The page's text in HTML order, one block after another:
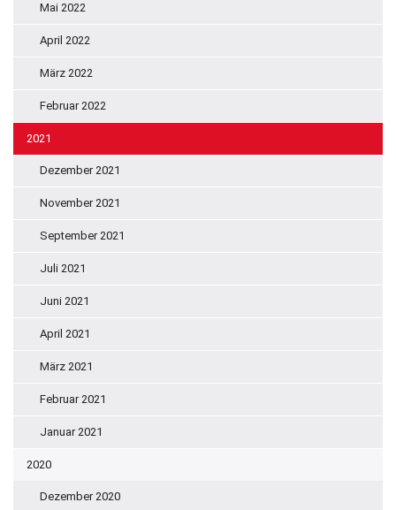
Mai 2022
April 2022
März 2022
Februar 2022
2021
Dezember 2021
November 2021
September 2021
Juli 2021
Juni 2021
April 2021
März 2021
Februar 2021
Januar 2021
2020
Dezember 2020